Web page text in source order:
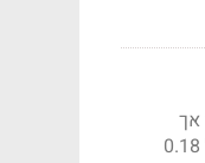
החברה דיווחה על הכנסות עמדו על 656.2 מיליון דולר ובכך עקפה את צפי האנליסטים ב-2.98% אך
הציגה ירידה של 3% לעומת שנה שעברה. הרווח למניה עמד על 0.23 דולר למניה לעומת צפי של 0.18